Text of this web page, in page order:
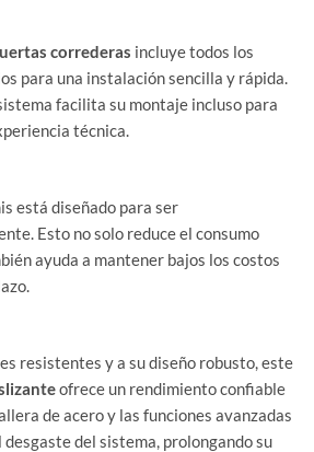
correderas incluye todos los
para una instalación sencilla y rápida.
facilita su montaje incluso para
técnica.
está diseñado para ser
Esto no solo reduce el consumo
ayuda a mantener bajos los costos
resistentes y a su diseño robusto, este
ofrece un rendimiento confiable
de acero y las funciones avanzadas
del sistema, prolongando su